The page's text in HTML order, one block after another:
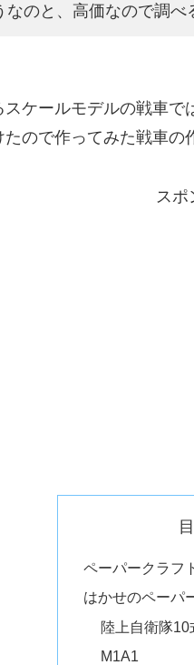
なのと、高価なので調べ
スケールモデルの戦車
ので作ってみた戦車の
スポ
ペーパークラフ
はかせのペーパ
陸上自衛隊10
M1A1